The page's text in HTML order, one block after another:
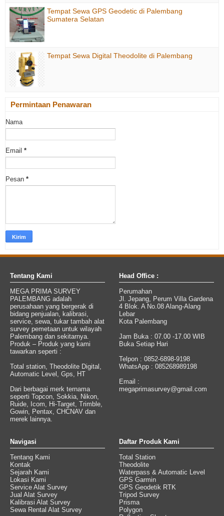
Tempat Sewa GPS Geodetic di Palembang
Sumatera Selatan
Tempat Sewa Digital Theodolite di Palembang
Permintaan Penawaran
Nama
Email *
Pesan *
Tentang Kami
MEGA PRIMA SURVEY
PALEMBANG adalah
perusahaan yang bergerak di
bidang penjualan, kalibrasi,
service, sewa, tukar tambah alat
survey pemetaan untuk wilayah
Palembang dan sekitarnya.
Produk – Produk yang kami
tawarkan seperti :
Total station, Theodolite Digital,
Automatic Level, Gps, HT
Dari berbagai merk ternama
seperti Topcon, Sokkia, Nikon,
Ruide, Icom, Hi-Target, Trimble,
Gowin, Pentax, CHCNAV dan
merek lainnya.
Head Office :
Perumahan
Jl. Jepang, Perum Villa Gardena
4 Blok. A No.08 Alang-Alang
Lebar
Kota Palembang
Jam Buka : 07.00 -17.00 WIB
Buka Setiap Hari
Telpon : 0852-6898-9198
WhatsApp : 085268989198
Email :
megaprimasurvey@gmail.com
Navigasi
Tentang Kami
Kontak
Sejarah Kami
Lokasi Kami
Service Alat Survey
Jual Alat Survey
Kalibrasi Alat Survey
Sewa Rental Alat Survey
Daftar Produk Kami
Total Station
Theodolite
Waterpass & Automatic Level
GPS Garmin
GPS Geodetik RTK
Tripod Survey
Prisma
Polygon